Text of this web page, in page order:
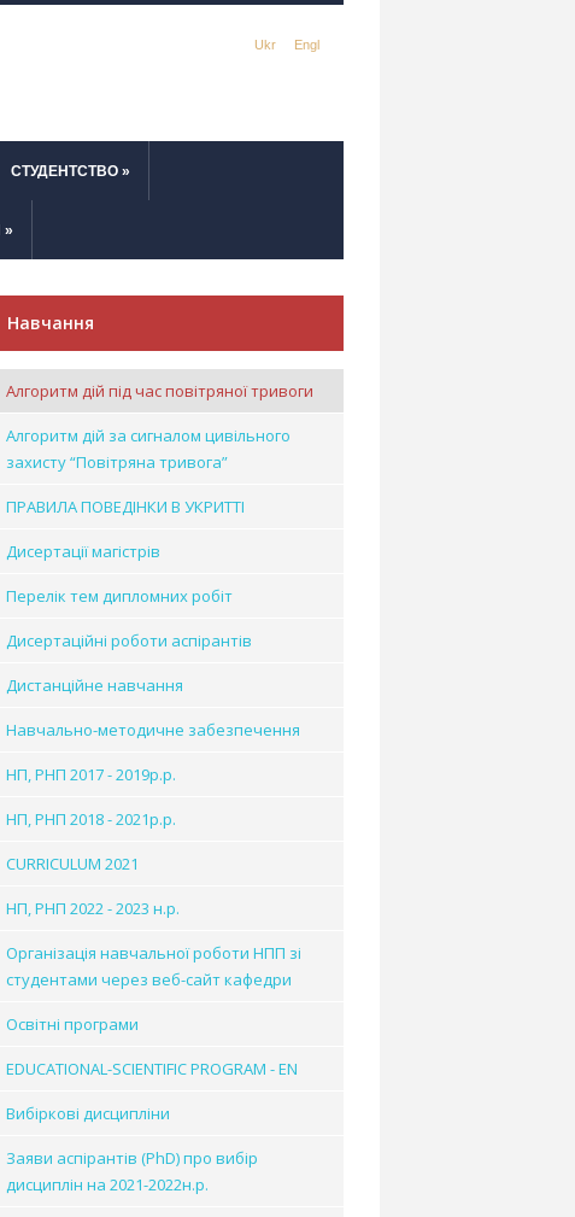
Ukr Engl
СТУДЕНТСТВО »
»
Навчання
Алгоритм дій під час повітряної тривоги
Алгоритм дій за сигналом цивільного
захисту “Повітряна тривога”
ПРАВИЛА ПОВЕДІНКИ В УКРИТТІ
Дисертації магістрів
Перелік тем дипломних робіт
Дисертаційні роботи аспірантів
Дистанційне навчання
Навчально-методичне забезпечення
НП, РНП 2017 - 2019р.р.
НП, РНП 2018 - 2021р.р.
CURRICULUM 2021
НП, РНП 2022 - 2023 н.р.
Організація навчальної роботи НПП зі
студентами через веб-сайт кафедри
Освітні програми
EDUCATIONAL-SCIENTIFIC PROGRAM - EN
Вибіркові дисципліни
Заяви аспірантів (PhD) про вибір
дисциплін на 2021-2022н.р.